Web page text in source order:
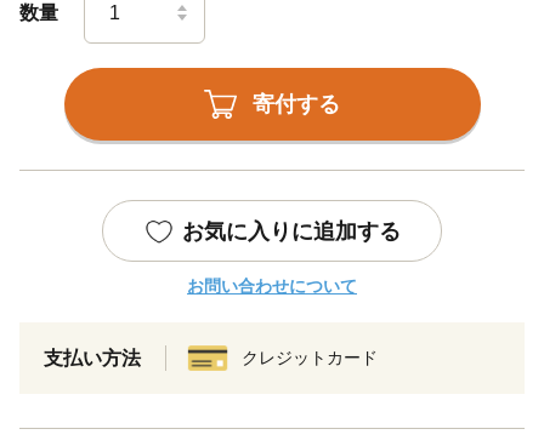
数量
寄付する
お気に入りに追加する
お問い合わせについて
支払い方法 クレジットカード